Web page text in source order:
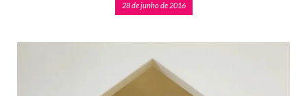
28 de junho de 2016